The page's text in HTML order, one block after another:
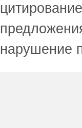
нарушение